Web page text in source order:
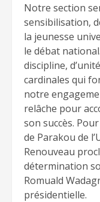
Notre section
sensibilisation,
la jeunesse
le débat
discipline,
cardinales qui
notre
relâche pour
son succès.
de Parakou de
Renouveau
détermination
Romuald
présidentielle.